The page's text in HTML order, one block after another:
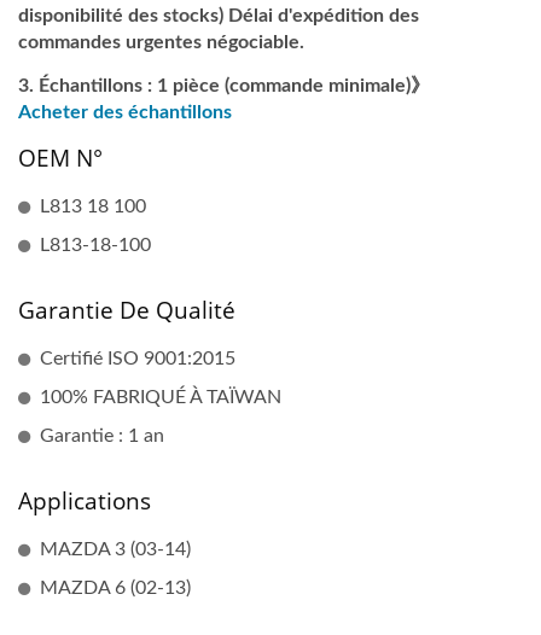
disponibilité des stocks) Délai d'expédition des
commandes urgentes négociable.
Échantillons : 1 pièce (commande minimale)》
Acheter des échantillons
OEM N°
L813 18 100
L813-18-100
Garantie De Qualité
Certifié ISO 9001:2015
100% FABRIQUÉ À TAÏWAN
Garantie : 1 an
Applications
MAZDA 3 (03-14)
MAZDA 6 (02-13)